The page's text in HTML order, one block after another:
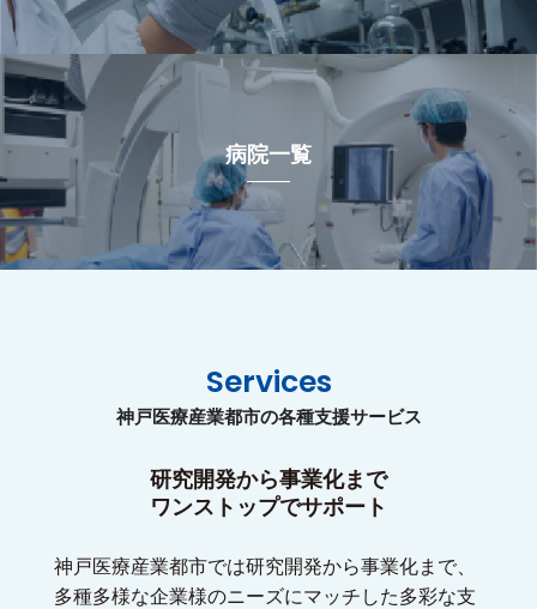
病院一覧
Services
神戸医療産業都市の各種支援サービス
研究開発から事業化まで
ワンストップでサポート
神戸医療産業都市では研究開発から事業化まで、
多種多様な企業様のニーズにマッチした多彩な支